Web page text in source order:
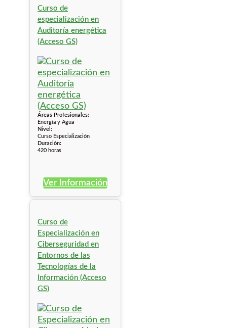
Curso de
especialización en
Auditoría energética
(Acceso GS)
Áreas Profesionales:
Energía y Agua
Nivel:
Curso Especialización
Duración:
420 horas
Ver Información
Curso de
Especialización en
Ciberseguridad en
Entornos de las
Tecnologías de la
Información (Acceso
GS)